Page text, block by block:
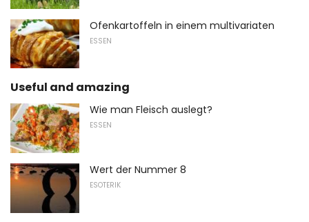
Ofenkartoffeln in einem multivariaten
ESSEN
Useful and amazing
Wie man Fleisch auslegt?
ESSEN
Wert der Nummer 8
ESOTERIK